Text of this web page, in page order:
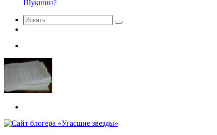
Шукшин?
Искать